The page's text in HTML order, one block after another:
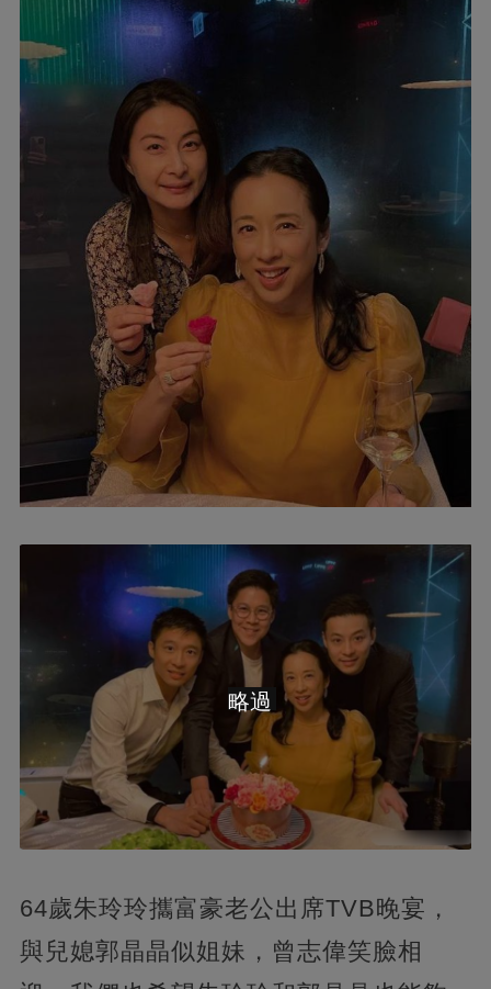
64歲朱玲玲攜富豪老公出席TVB晚宴，
與兒媳郭晶晶似姐妹，曾志偉笑臉相
略過